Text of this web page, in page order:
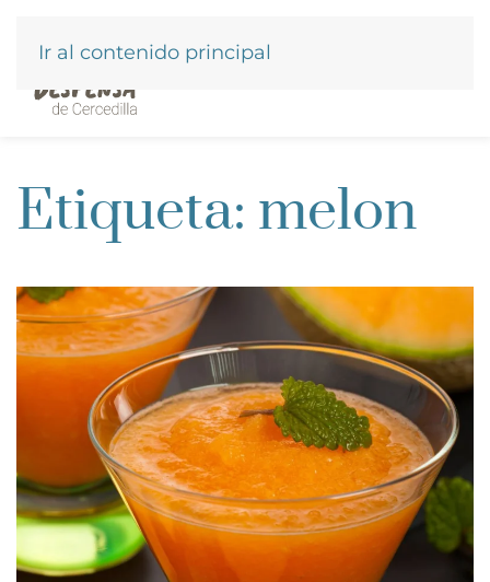
Ir al contenido principal
Etiqueta: melon